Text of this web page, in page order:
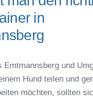
in
Emtmannsberg und
Hund teilen und
möchten, sollten